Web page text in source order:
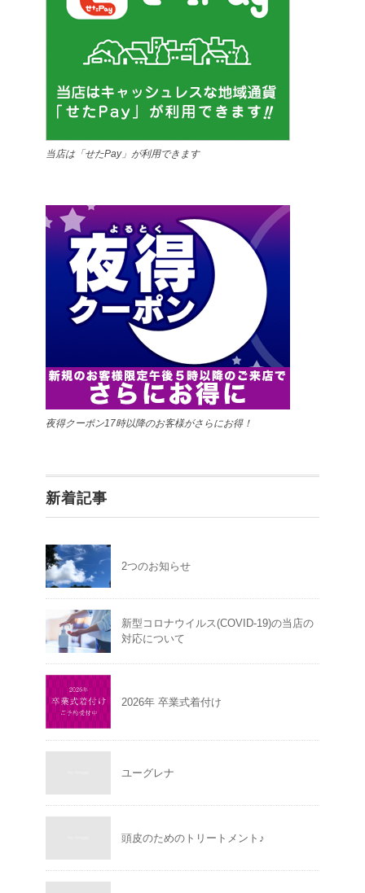
当店は「せたPay」が利用できます
夜得クーポン17時以降のお客様がさらにお得！
新着記事
2つのお知らせ
新型コロナウイルス(COVID-19)の当店の
対応について
2026年 卒業式着付け
ユーグレナ
頭皮のためのトリートメント♪